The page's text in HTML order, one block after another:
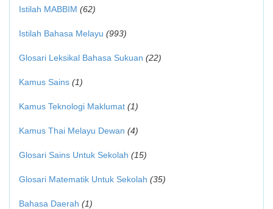
Istilah MABBIM (62)
Istilah Bahasa Melayu (993)
Glosari Leksikal Bahasa Sukuan (22)
Kamus Sains (1)
Kamus Teknologi Maklumat (1)
Kamus Thai Melayu Dewan (4)
Glosari Sains Untuk Sekolah (15)
Glosari Matematik Untuk Sekolah (35)
Bahasa Daerah (1)